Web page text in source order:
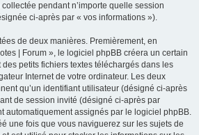
pendant n’importe quelle session
ci-après par « vos informations »).
de deux manières. Premièrement, en
| Forum », le logiciel phpBB créera un certain
petits fichiers textes téléchargés dans les
Internet de votre ordinateur. Les deux
qu’un identifiant utilisateur (désigné ci-après
de session invité (désigné ci-après par
automatiquement assignés par le logiciel phpBB.
une fois que vous naviguerez sur les sujets de